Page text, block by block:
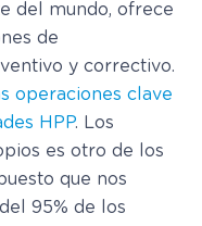
del mundo, ofrece
de
y correctivo.
operaciones clave
HPP. Los
es otro de los
que nos
95% de los